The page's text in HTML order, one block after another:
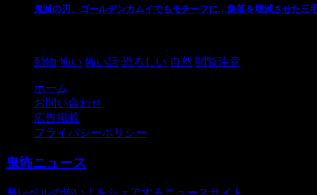
鬼滅の刃、ゴールデンカムイでもモチーフに…集落を壊滅させた三
動物 怖い 怖い話 恐ろしい 自然 閲覧注意
ホーム
お問い合わせ
広告掲載
プライバシーポリシー
鬼怖ニュース
鬼レベルの怖い！をシェアするニュースサイト